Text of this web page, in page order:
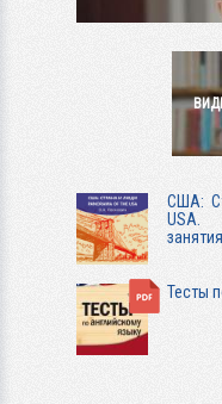
США:
USA.
Тесты